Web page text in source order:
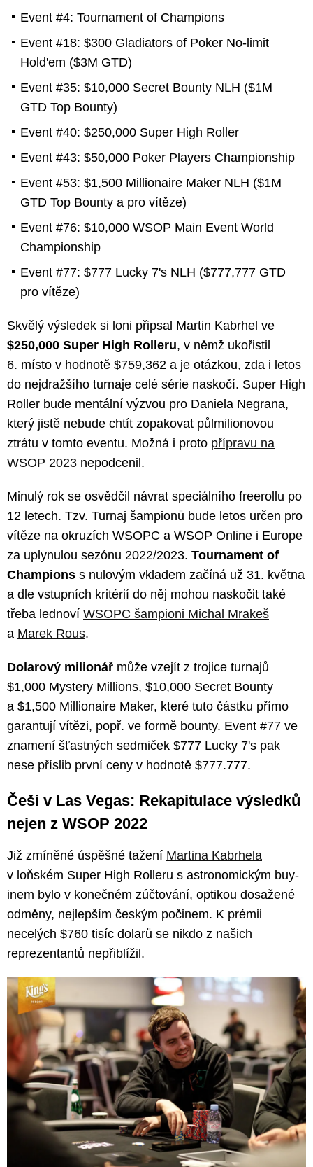
Event #4: Tournament of Champions
Event #18: $300 Gladiators of Poker No-limit
Hold'em ($3M GTD)
Event #35: $10,000 Secret Bounty NLH ($1M
GTD Top Bounty)
Event #40: $250,000 Super High Roller
Event #43: $50,000 Poker Players Championship
Event #53: $1,500 Millionaire Maker NLH ($1M
GTD Top Bounty a pro vítěze)
Event #76: $10,000 WSOP Main Event World
Championship
Event #77: $777 Lucky 7's NLH ($777,777 GTD
pro vítěze)
Skvělý výsledek si loni připsal Martin Kabrhel ve
$250,000 Super High Rolleru, v němž ukořistil
6. místo v hodnotě $759,362 a je otázkou, zda i letos
do nejdražšího turnaje celé série naskočí. Super High
Roller bude mentální výzvou pro Daniela Negrana,
který jistě nebude chtít zopakovat půlmilionovou
ztrátu v tomto eventu. Možná i proto přípravu na
WSOP 2023 nepodcenil.
Minulý rok se osvědčil návrat speciálního freerollu po
12 letech. Tzv. Turnaj šampionů bude letos určen pro
vítěze na okruzích WSOPC a WSOP Online i Europe
za uplynulou sezónu 2022/2023. Tournament of
Champions s nulovým vkladem začíná už 31. května
a dle vstupních kritérií do něj mohou naskočit také
třeba lednoví WSOPC šampioni Michal Mrakeš
a Marek Rous.
Dolarový milionář může vzejít z trojice turnajů
$1,000 Mystery Millions, $10,000 Secret Bounty
a $1,500 Millionaire Maker, které tuto částku přímo
garantují vítězi, popř. ve formě bounty. Event #77 ve
znamení šťastných sedmiček $777 Lucky 7's pak
nese příslib první ceny v hodnotě $777.777.
Češi v Las Vegas: Rekapitulace výsledků
nejen z WSOP 2022
Již zmíněné úspěšné tažení Martina Kabrhela
v loňském Super High Rolleru s astronomickým buy-
inem bylo v konečném zúčtování, optikou dosažené
odměny, nejlepším českým počinem. K prémii
necelých $760 tisíc dolarů se nikdo z našich
reprezentantů nepřiblížil.